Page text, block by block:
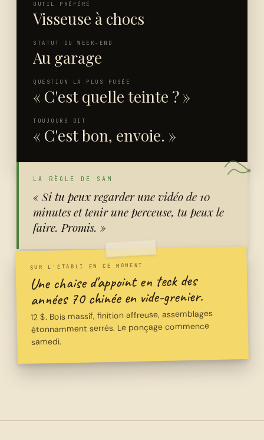
OUTIL PRÉFÉRÉ
Visseuse à chocs
STATUT DU WEEK-END
Au garage
QUESTION LA PLUS POSÉE
« C'est quelle teinte ? »
TOUJOURS DIT
« C'est bon, envoie. »
LA RÈGLE DE SAM
« Si tu peux regarder une vidéo de 10
minutes et tenir une perceuse, tu peux le
faire. Promis. »
SUR L'ÉTABLI EN CE MOMENT
Une chaise d'appoint en teck des
années 70 chinée en vide-grenier.
12 $. Bois massif, finition affreuse, assemblages
étonnamment serrés. Le ponçage commence
samedi.